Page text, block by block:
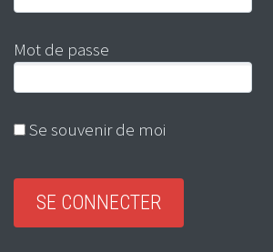
Mot de passe
Se souvenir de moi